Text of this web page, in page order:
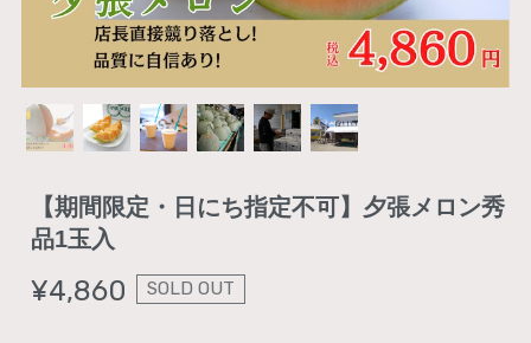
【期間限定・日にち指定不可】夕張メロン秀
品1玉入
¥4,860 SOLD OUT